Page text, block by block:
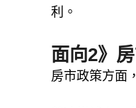
利。
面向2》
房市政策方面